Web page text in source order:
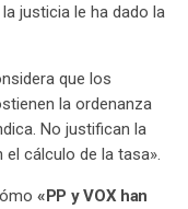
justicia le ha dado la
que los
la ordenanza
No justifican la
cálculo de la tasa».
«PP y VOX han